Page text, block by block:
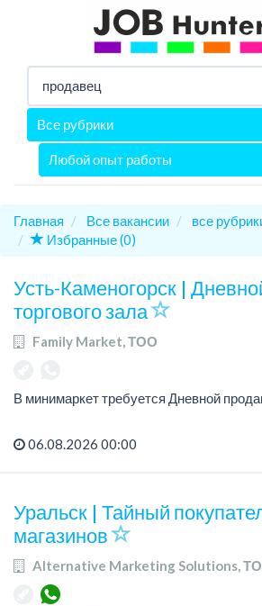
Все рубрики
Любой опыт работы
Главная Все вакансии все
Избранные (0)
Усть-Каменогорск |
торгового зала
Family Market, ТОО
В минимаркет требуется Дневной
График работы: 5/2, с 08.00 до 17.00 с
суббота и воскресенье выходные.
06.08.2026 00:00
Уральск | Тайный
магазинов
Alternative Marketing Solutions,